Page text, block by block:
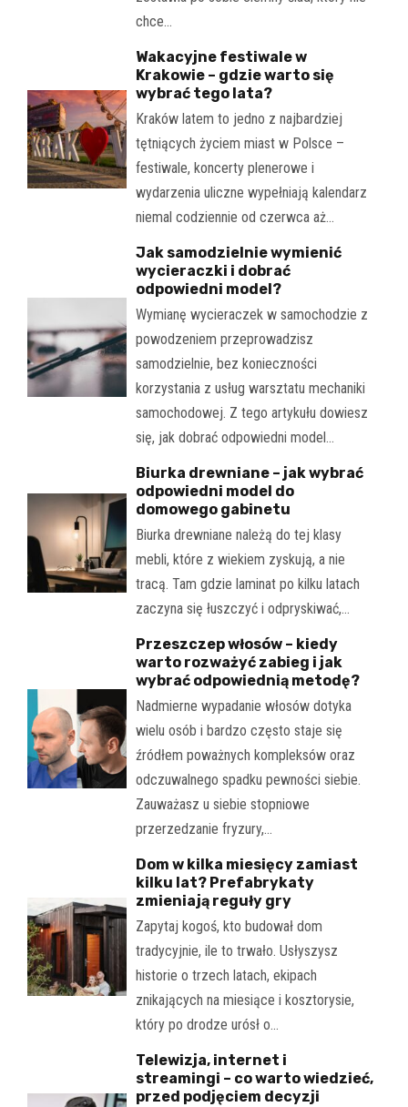
chce…
Wakacyjne festiwale w
Krakowie – gdzie warto się
wybrać tego lata?
Kraków latem to jedno z najbardziej
tętniących życiem miast w Polsce –
festiwale, koncerty plenerowe i
wydarzenia uliczne wypełniają kalendarz
niemal codziennie od czerwca aż…
Jak samodzielnie wymienić
wycieraczki i dobrać
odpowiedni model?
Wymianę wycieraczek w samochodzie z
powodzeniem przeprowadzisz
samodzielnie, bez konieczności
korzystania z usług warsztatu mechaniki
samochodowej. Z tego artykułu dowiesz
się, jak dobrać odpowiedni model…
Biurka drewniane – jak wybrać
odpowiedni model do
domowego gabinetu
Biurka drewniane należą do tej klasy
mebli, które z wiekiem zyskują, a nie
tracą. Tam gdzie laminat po kilku latach
zaczyna się łuszczyć i odpryskiwać,…
Przeszczep włosów – kiedy
warto rozważyć zabieg i jak
wybrać odpowiednią metodę?
Nadmierne wypadanie włosów dotyka
wielu osób i bardzo często staje się
źródłem poważnych kompleksów oraz
odczuwalnego spadku pewności siebie.
Zauważasz u siebie stopniowe
przerzedzanie fryzury,…
Dom w kilka miesięcy zamiast
kilku lat? Prefabrykaty
zmieniają reguły gry
Zapytaj kogoś, kto budował dom
tradycyjnie, ile to trwało. Usłyszysz
historie o trzech latach, ekipach
znikających na miesiące i kosztorysie,
który po drodze urósł o…
Telewizja, internet i
streamingi – co warto wiedzieć,
przed podjęciem decyzji